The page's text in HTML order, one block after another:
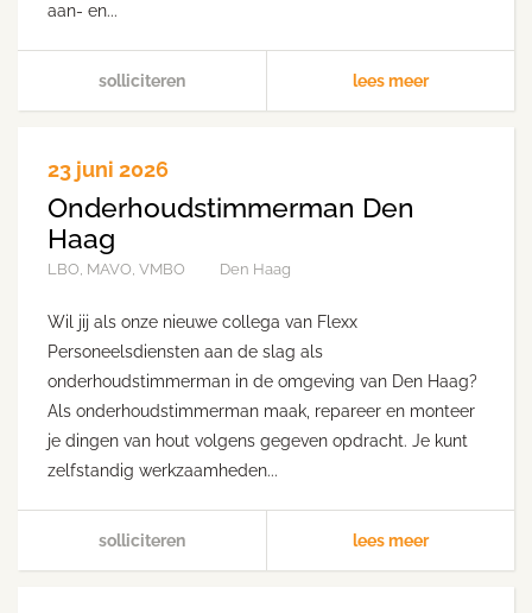
aan- en...
solliciteren lees meer
23 juni 2026
Onderhoudstimmerman Den
Haag
LBO, MAVO, VMBO Den Haag
Wil jij als onze nieuwe collega van Flexx
Personeelsdiensten aan de slag als
onderhoudstimmerman in de omgeving van Den Haag?
Als onderhoudstimmerman maak, repareer en monteer
je dingen van hout volgens gegeven opdracht. Je kunt
zelfstandig werkzaamheden...
solliciteren lees meer